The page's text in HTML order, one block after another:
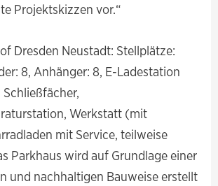
Projektskizzen vor.“
Dresden Neustadt: Stellplätze:
8, Anhänger: 8, E-Ladestation
Werkstatt (mit
mit Service, teilweise
Parkhaus wird auf Grundlage einer
und nachhaltigen Bauweise erstellt